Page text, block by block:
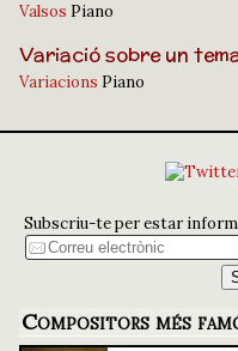
Valsos Piano
Variació sobre un
Variacions Piano
Subscriu-te per estar
Compositors més